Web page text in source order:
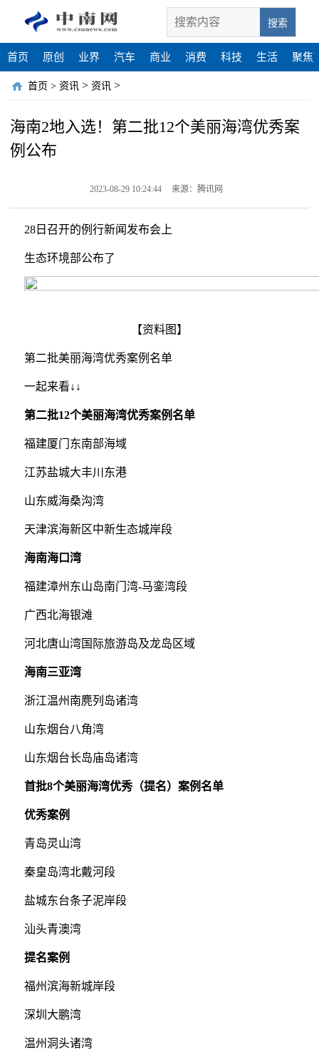
搜索
首页 原创 业界 汽车 商业 消费 科技 生活 聚焦
首页 > 资讯 > 资讯 >
海南2地入选！第二批12个美丽海湾优秀案
例公布
2023-08-29 10:24:44 来源：腾讯网
28日召开的例行新闻发布会上
生态环境部公布了
【资料图】
第二批美丽海湾优秀案例名单
一起来看↓↓
第二批12个美丽海湾优秀案例名单
福建厦门东南部海域
江苏盐城大丰川东港
山东威海桑沟湾
天津滨海新区中新生态城岸段
海南海口湾
福建漳州东山岛南门湾-马銮湾段
广西北海银滩
河北唐山湾国际旅游岛及龙岛区域
海南三亚湾
浙江温州南麂列岛诸湾
山东烟台八角湾
山东烟台长岛庙岛诸湾
首批8个美丽海湾优秀（提名）案例名单
优秀案例
青岛灵山湾
秦皇岛湾北戴河段
盐城东台条子泥岸段
汕头青澳湾
提名案例
福州滨海新城岸段
深圳大鹏湾
温州洞头诸湾